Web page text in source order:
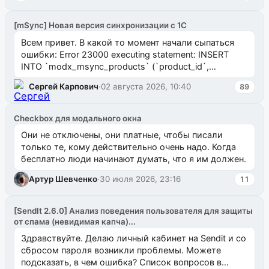
[mSync] Новая версия синхронизации с 1С
Всем привет. В какой то момент начали сыпаться
ошибки: Error 23000 executing statement: INSERT
INTO `modx_msync_products` (`product_id`,
`uuid_1c`) VALUES ...
Сергей Карпович·02 августа 2026, 10:40 89
Checkbox для модального окна
Они не отключены, они платные, чтобы писали
только те, кому действительно очень надо. Когда
бесплатно люди начинают думать, что я им должен.
Артур Шевченко·30 июля 2026, 23:16 11
[SendIt 2.6.0] Анализ поведения пользователя для защиты
от спама (невидимая капча)...
Здравствуйте. Делаю личный кабинет на Sendit и со
сбросом пароля возникли проблемы. Можете
подсказать, в чем ошибка? Список вопросов в